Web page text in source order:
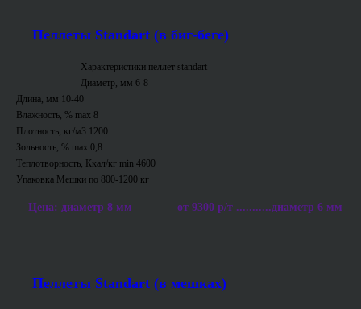
Пеллеты Standart (в биг-беге)
Характеристики пеллет standart
Диаметр, мм 6-8
Длина, мм 10-40
Влажность, % max 8
Плотность, кг/м3 1200
Зольность, % max 0,8
Теплотворность, Ккал/кг min 4600
Упаковка Мешки по 800-1200 кг
Цена: диаметр 8 мм________от 9300 р/т ...........диаметр 6
Пеллеты Standart (в мешках)